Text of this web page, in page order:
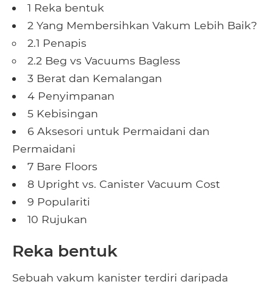
1 Reka bentuk
2 Yang Membersihkan Vakum Lebih Baik?
2.1 Penapis
2.2 Beg vs Vacuums Bagless
3 Berat dan Kemalangan
4 Penyimpanan
5 Kebisingan
6 Aksesori untuk Permaidani dan
Permaidani
7 Bare Floors
8 Upright vs. Canister Vacuum Cost
9 Populariti
10 Rujukan
Reka bentuk
Sebuah vakum kanister terdiri daripada